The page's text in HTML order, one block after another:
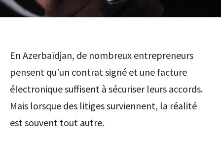
En Azerbaïdjan, de nombreux entrepreneurs
pensent qu’un contrat signé et une facture
électronique suffisent à sécuriser leurs accords.
Mais lorsque des litiges surviennent, la réalité
est souvent tout autre.